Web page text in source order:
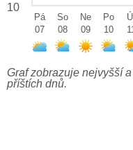
10
Pá
07
So
08
Ne
09
Po
10
Graf zobrazuje nejvyšší
příštích dnů.